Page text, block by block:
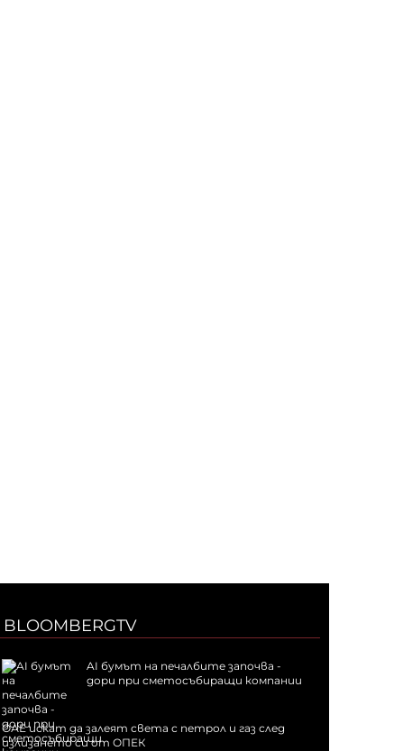
BLOOMBERGTV
AI бумът на печалбите започва -
дори при сметосъбиращи компании
ОАЕ искат да залеят света с петрол и газ след
излизането си от ОПЕК